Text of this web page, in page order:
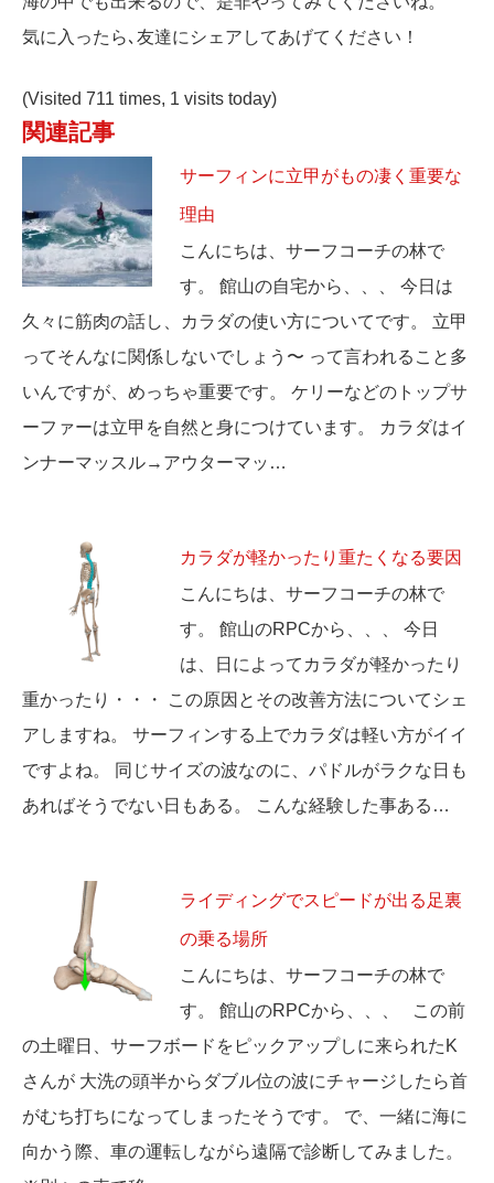
気に入ったら､友達にシェアしてあげてください！
(Visited 711 times, 1 visits today)
関連記事
サーフィンに立甲がもの凄く重要な
理由
こんにちは、サーフコーチの林で
す。 館山の自宅から、、、 今日は
久々に筋肉の話し、カラダの使い方についてです。 立甲
ってそんなに関係しないでしょう〜 って言われること多
いんですが、めっちゃ重要です。 ケリーなどのトップサ
ーファーは立甲を自然と身につけています。 カラダはイ
ンナーマッスル→アウターマッ…
カラダが軽かったり重たくなる要因
こんにちは、サーフコーチの林で
す。 館山のRPCから、、、 今日
は、日によってカラダが軽かったり
重かったり・・・ この原因とその改善方法についてシェ
アしますね。 サーフィンする上でカラダは軽い方がイイ
ですよね。 同じサイズの波なのに、パドルがラクな日も
あればそうでない日もある。 こんな経験した事ある…
ライディングでスピードが出る足裏
の乗る場所
こんにちは、サーフコーチの林で
す。 館山のRPCから、、、 この前
の土曜日、サーフボードをピックアップしに来られたK
さんが 大洗の頭半からダブル位の波にチャージしたら首
がむち打ちになってしまったそうです。 で、一緒に海に
向かう際、車の運転しながら遠隔で診断してみました。